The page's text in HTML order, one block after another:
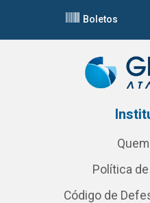
Boletos
Política
Código de